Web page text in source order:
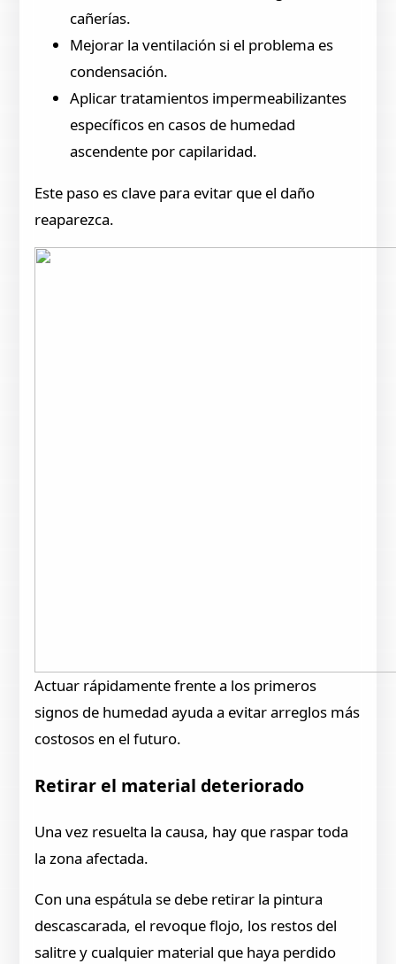
cañerías.
Mejorar la ventilación si el problema es
condensación.
Aplicar tratamientos impermeabilizantes
específicos en casos de humedad
ascendente por capilaridad.
Este paso es clave para evitar que el daño
reaparezca.
Actuar rápidamente frente a los primeros
signos de humedad ayuda a evitar arreglos más
costosos en el futuro.
Retirar el material deteriorado
Una vez resuelta la causa, hay que raspar toda
la zona afectada.
Con una espátula se debe retirar la pintura
descascarada, el revoque flojo, los restos del
salitre y cualquier material que haya perdido